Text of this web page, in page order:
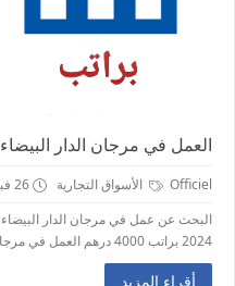
العمل في مرجان الدار البيضاء 2024 براتب 4000 درهم
Officiel الأسواق التجارية
26 فبراير 2022
2024 براتب 4000 درهم العمل في مرجان الدار البيضاء 2024 براتب يصل الى...
أقراء المزيد